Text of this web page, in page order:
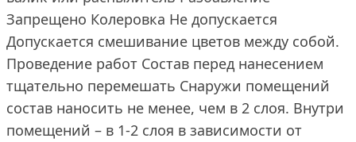
Запрещено Колеровка Не допускается
Допускается смешивание цветов между собой.
Проведение работ Состав перед нанесением
тщательно перемешать Снаружи помещений
состав наносить не менее, чем в 2 слоя. Внутри
помещений – в 1-2 слоя в зависимости от